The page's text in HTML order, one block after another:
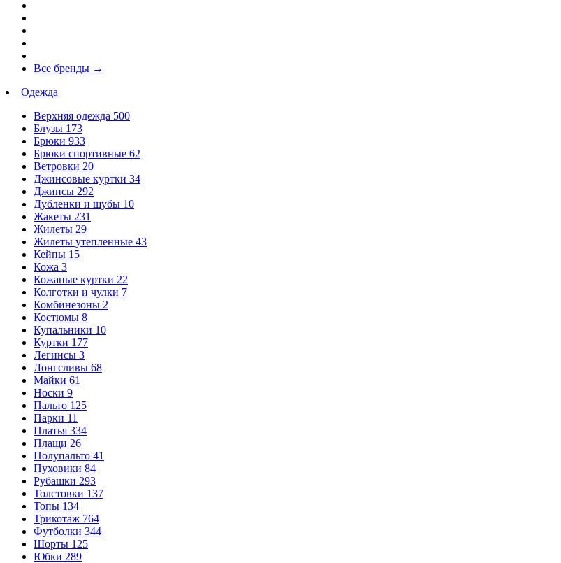
Все бренды →
Одежда
Верхняя одежда 500
Блузы 173
Брюки 933
Брюки спортивные 62
Ветровки 20
Джинсовые куртки 34
Джинсы 292
Дубленки и шубы 10
Жакеты 231
Жилеты 29
Жилеты утепленные 43
Кейпы 15
Кожа 3
Кожаные куртки 22
Колготки и чулки 7
Комбинезоны 2
Костюмы 8
Купальники 10
Куртки 177
Легинсы 3
Лонгсливы 68
Майки 61
Носки 9
Пальто 125
Парки 11
Платья 334
Плащи 26
Полупальто 41
Пуховики 84
Рубашки 293
Толстовки 137
Топы 134
Трикотаж 764
Футболки 344
Шорты 125
Юбки 289